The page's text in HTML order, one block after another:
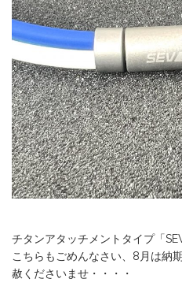
チタンアタッチメントタイプ「
こちらもごめんなさい、8月は納
赦くださいませ・・・・